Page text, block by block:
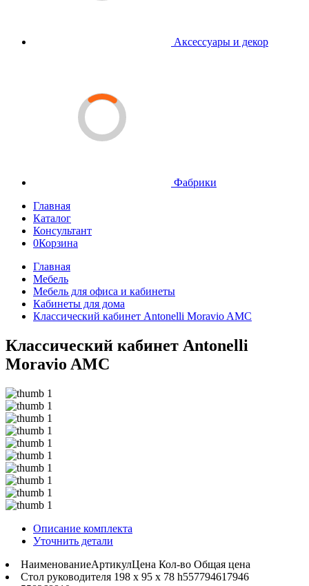
Аксессуары и декор
Фабрики
Главная
Каталог
Консультант
0Корзина
Главная
Мебель
Мебель для офиса и кабинеты
Кабинеты для дома
Классический кабинет Antonelli Moravio AMC
Классический кабинет Antonelli
Moravio AMC
Описание комплекта
Уточнить детали
НаименованиеАртикулЦена Кол-во Общая цена
Стол руководителя 198 x 95 x 78 h55779461 7946